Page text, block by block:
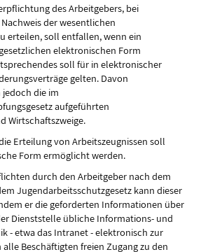
des Arbeitgebers, bei
der wesentlichen
erteilen, soll entfallen, wenn ein
elektronischen Form
soll für in elektronischer
gelten. Davon
die im
aufgeführten
Wirtschaftszweige.
Erteilung von Arbeitszeugnissen soll
Form ermöglicht werden.
durch den Arbeitgeber nach dem
Jugendarbeitsschutzgesetz kann dieser
er die geforderten Informationen über
Dienststelle übliche Informations- und
- etwa das Intranet - elektronisch zur
Beschäftigten freien Zugang zu den